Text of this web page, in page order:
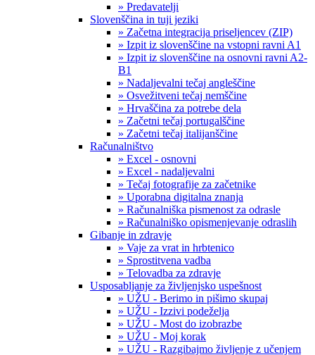
» Predavatelji
Slovenščina in tuji jeziki
» Začetna integracija priseljencev (ZIP)
» Izpit iz slovenščine na vstopni ravni A1
» Izpit iz slovenščine na osnovni ravni A2-
B1
» Nadaljevalni tečaj angleščine
» Osvežitveni tečaj nemščine
» Hrvaščina za potrebe dela
» Začetni tečaj portugalščine
» Začetni tečaj italijanščine
Računalništvo
» Excel - osnovni
» Excel - nadaljevalni
» Tečaj fotografije za začetnike
» Uporabna digitalna znanja
» Računalniška pismenost za odrasle
» Računalniško opismenjevanje odraslih
Gibanje in zdravje
» Vaje za vrat in hrbtenico
» Sprostitvena vadba
» Telovadba za zdravje
Usposabljanje za življenjsko uspešnost
» UŽU - Berimo in pišimo skupaj
» UŽU - Izzivi podeželja
» UŽU - Most do izobrazbe
» UŽU - Moj korak
» UŽU - Razgibajmo življenje z učenjem